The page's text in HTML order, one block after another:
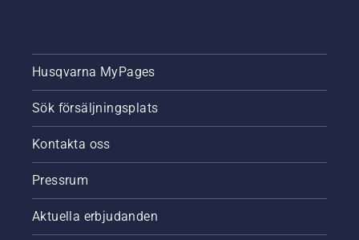
Husqvarna MyPages
Sök försäljningsplats
Kontakta oss
Pressrum
Aktuella erbjudanden